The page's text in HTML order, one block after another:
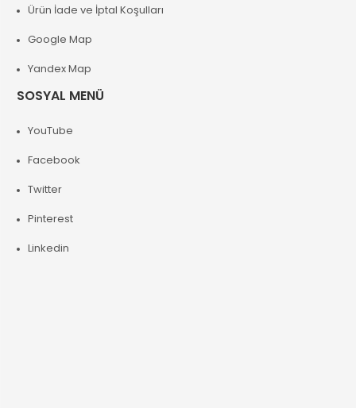
Ürün İade ve İptal Koşulları
Google Map
Yandex Map
SOSYAL MENÜ
YouTube
Facebook
Twitter
Pinterest
Linkedin